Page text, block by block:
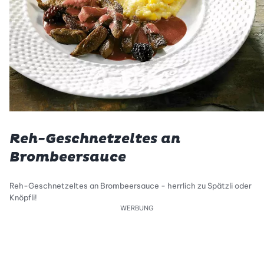
Reh-Geschnetzeltes an
Brombeersauce
Reh-Geschnetzeltes an Brombeersauce - herrlich zu Spätzli oder
Knöpfli!
WERBUNG